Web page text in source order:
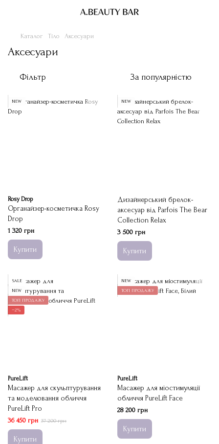
Каталог Тіло Аксесуари
Аксесуари
Фільтр За популярністю
NEW
Rosy Drop
Органайзер-косметичка Rosy
Drop
1 320 грн
Купити
NEW
Дизайнерський брелок-
аксесуар від Parfois The Bear
Collection Relax
3 500 грн
Купити
SALE
NEW
ТОП ПРОДАЖУ
−2%
PureLift
Масажер для скульптурування
та моделювання обличчя
PureLift Pro
36 450 грн 37 200 грн
Купити
NEW
ТОП ПРОДАЖУ
PureLift
Масажер для міостимуляції
обличчя PureLift Face
28 200 грн
Купити